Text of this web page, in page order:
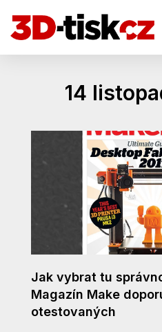
na
obsah
14
Jak vybrat tu
Magazín Make
otestovaných